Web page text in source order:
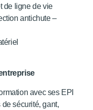
de ligne de vie
antichute –
avec ses EPI
sécurité, gant,